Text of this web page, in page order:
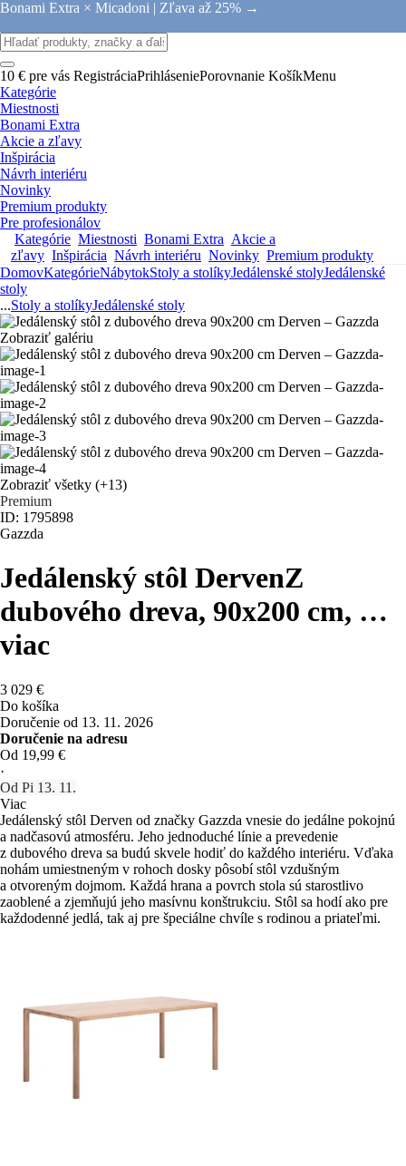
Bonami Extra × Micadoni | Zľava až 25% →
10 € pre vás RegistráciaPrihláseniePorovnanie KošíkMenu
Kategórie
Miestnosti
Bonami Extra
Akcie a zľavy
Inšpirácia
Návrh interiéru
Novinky
Premium produkty
Pre profesionálov
Kategórie Miestnosti Bonami Extra Akcie a
zľavy Inšpirácia Návrh interiéru Novinky Premium produkty
DomovKategórieNábytokStoly a stolíkyJedálenské stolyJedálenské
stoly
...Stoly a stolíkyJedálenské stoly
Zobraziť galériu
Zobraziť všetky (+13)
Premium
ID: 1795898
Gazzda
Jedálenský stôl DervenZ
dubového dreva, 90x200 cm, …
viac
3 029 €
Do košíka
Doručenie od 13. 11. 2026
Doručenie na adresu
Od 19,99 €
·
Od Pi 13. 11.
Viac
Jedálenský stôl Derven od značky Gazzda vnesie do jedálne pokojnú
a nadčasovú atmosféru. Jeho jednoduché línie a prevedenie
z dubového dreva sa budú skvele hodiť do každého interiéru. Vďaka
nohám umiestneným v rohoch dosky pôsobí stôl vzdušným
a otvoreným dojmom. Každá hrana a povrch stola sú starostlivo
zaoblené a zjemňujú jeho masívnu konštrukciu. Stôl sa hodí ako pre
každodenné jedlá, tak aj pre špeciálne chvíle s rodinou a priateľmi.